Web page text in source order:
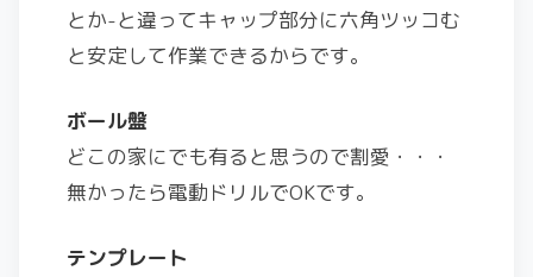
とか-と違ってキャップ部分に六角ツッコむ
と安定して作業できるからです。
ボール盤
どこの家にでも有ると思うので割愛・・・
無かったら電動ドリルでOKです。
テンプレート